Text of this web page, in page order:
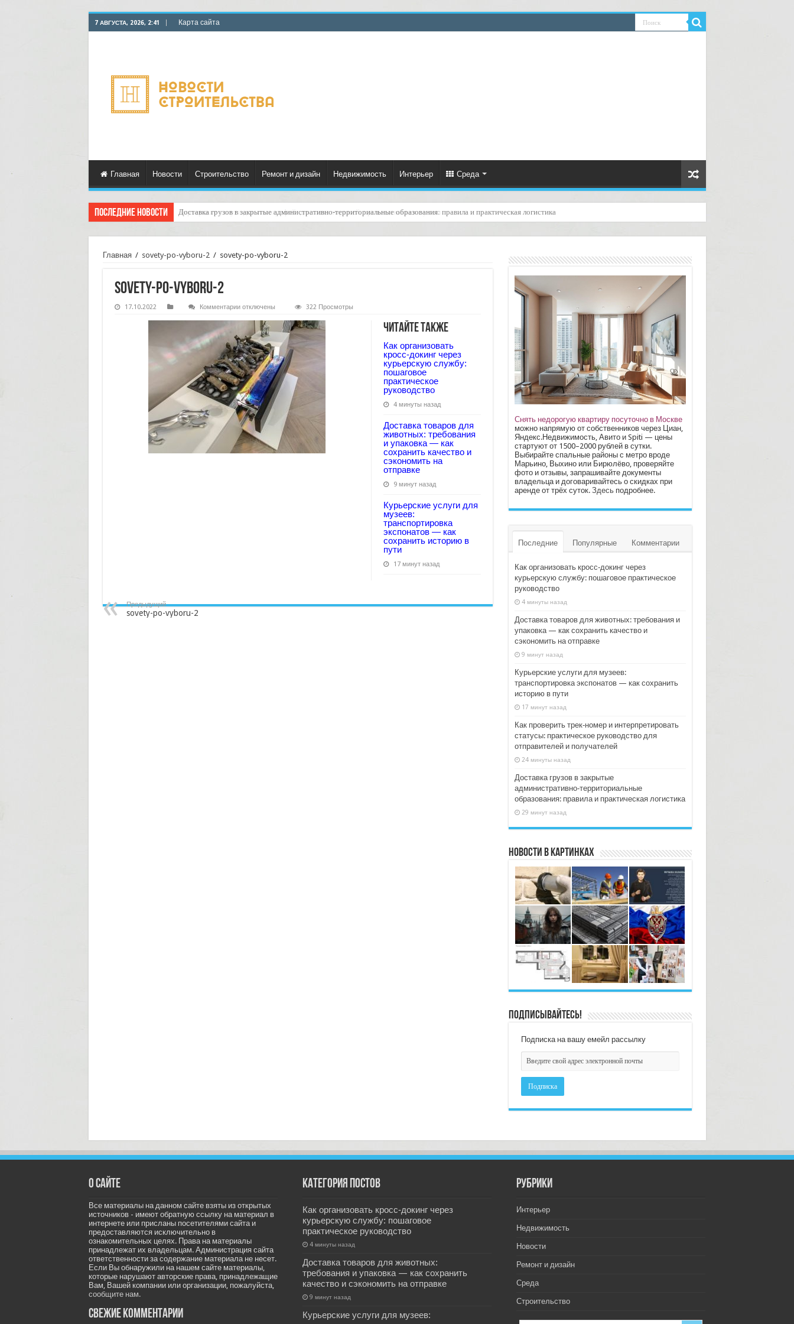
7 АВГУСТА, 2026, 2:41 Карта сайта
Главная Новости Строительство Ремонт и дизайн Недвижимость Интерьер Среда
Последние новости Курьерские услуги для типографий: доставка тиражей, организованная с умом
Главная / sovety-po-vyboru-2 / sovety-po-vyboru-2
sovety-po-vyboru-2
17.10.2022 Комментариик
sovety-
po-
vyboru-
2
отключены 322 Просмотры
Читайте также
Как организовать
кросс‑докинг через
курьерскую службу:
пошаговое
практическое
руководство
4 минуты назад
Доставка товаров для
животных: требования
и упаковка — как
сохранить качество и
сэкономить на
отправке
9 минут назад
Курьерские услуги для
музеев:
транспортировка
экспонатов — как
сохранить историю в
пути
17 минут назад
Предыдущий
sovety-po-vyboru-2
Снять недорогую квартиру посуточно в Москве
можно напрямую от собственников через Циан,
Яндекс.Недвижимость, Авито и Spiti — цены
стартуют от 1500–2000 рублей в сутки.
Выбирайте спальные районы с метро вроде
Марьино, Выхино или Бирюлёво, проверяйте
фото и отзывы, запрашивайте документы
владельца и договаривайтесь о скидках при
аренде от трёх суток. Здесьподробнее.
Последние Популярные Комментарии
Как организовать кросс‑докинг через
курьерскую службу: пошаговое практическое
руководство
4 минуты назад
Доставка товаров для животных: требования и
упаковка — как сохранить качество и
сэкономить на отправке
9 минут назад
Курьерские услуги для музеев:
транспортировка экспонатов — как сохранить
историю в пути
17 минут назад
Как проверить трек‑номер и интерпретировать
статусы: практическое руководство для
отправителей и получателей
24 минуты назад
Доставка грузов в закрытые
административно‑территориальные
образования: правила и практическая логистика
29 минут назад
Новости в картинках
Подписывайтесь!
Подписка на вашу емейл рассылку
О сайте
Все материалы на данном сайте взяты из открытых
источников - имеют обратную ссылку на материал в
интернете или присланы посетителями сайта и
предоставляются исключительно в
ознакомительных целях. Права на материалы
принадлежат их владельцам. Администрация сайта
ответственности за содержание материала не несет.
Если Вы обнаружили на нашем сайте материалы,
которые нарушают авторские права, принадлежащие
Вам, Вашей компании или организации, пожалуйста,
сообщите нам.
Свежие комментарии
Категория постов
Как организовать кросс‑докинг через
курьерскую службу: пошаговое
практическое руководство
4 минуты назад
Доставка товаров для животных:
требования и упаковка — как сохранить
качество и сэкономить на отправке
9 минут назад
Курьерские услуги для музеев:
РУбрики
Интерьер
Недвижимость
Новости
Ремонт и дизайн
Среда
Строительство